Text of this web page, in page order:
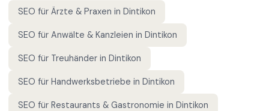
SEO für Ärzte & Praxen in Dintikon
SEO für Anwälte & Kanzleien in Dintikon
SEO für Treuhänder in Dintikon
SEO für Handwerksbetriebe in Dintikon
SEO für Restaurants & Gastronomie in Dintikon